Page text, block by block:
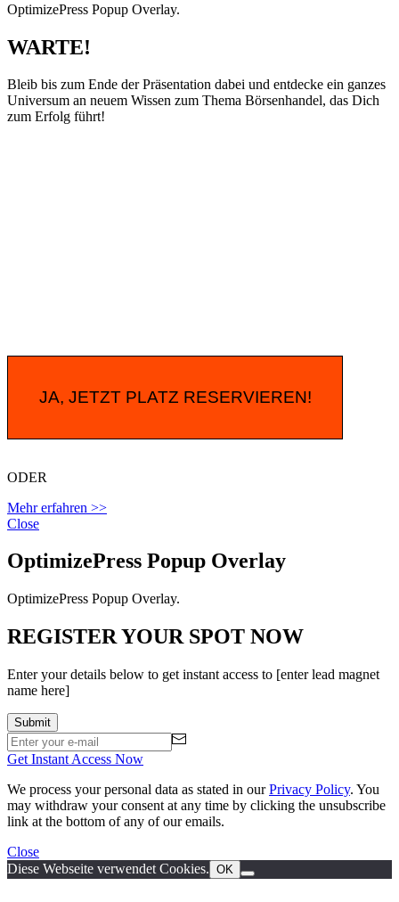
OptimizePress Popup Overlay.
WARTE!
Bleib bis zum Ende der Präsentation dabei und entdecke ein ganzes
Universum an neuem Wissen zum Thema Börsenhandel, das Dich
zum Erfolg führt!
JA, JETZT PLATZ RESERVIEREN!
ODER
Mehr erfahren >>
Close
OptimizePress Popup Overlay
OptimizePress Popup Overlay.
REGISTER YOUR SPOT NOW
Enter your details below to get instant access to [enter lead magnet
name here]
Get Instant Access Now
We process your personal data as stated in ourPrivacy Policy. You
may withdraw your consent at any time by clicking the unsubscribe
link at the bottom of any of our emails.
Close
Diese Webseite verwendet Cookies. OK